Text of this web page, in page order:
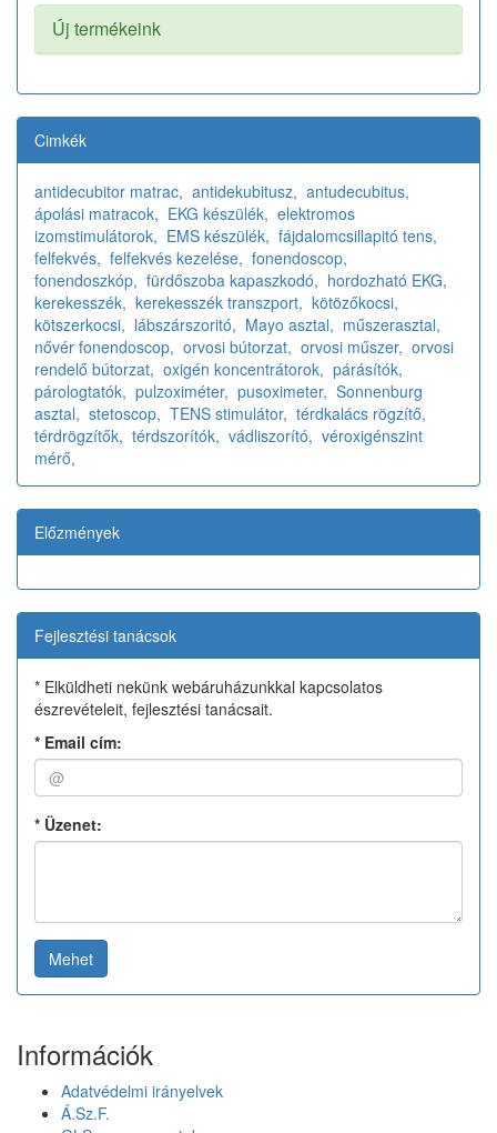
Új termékeink
Cimkék
antidecubitor matrac, antidekubitusz, antudecubitus,
ápolási matracok, EKG készülék, elektromos
izomstimulátorok, EMS készülék, fájdalomcsillapitó tens,
felfekvés, felfekvés kezelése, fonendoscop,
fonendoszkóp, fürdőszoba kapaszkodó, hordozható EKG,
kerekesszék, kerekesszék transzport, kötözőkocsi,
kötszerkocsi, lábszárszoritó, Mayo asztal, műszerasztal,
nővér fonendoscop, orvosi bútorzat, orvosi műszer, orvosi
rendelő bútorzat, oxigén koncentrátorok, párásítók,
párologtatók, pulzoximéter, pusoximeter, Sonnenburg
asztal, stetoscop, TENS stimulátor, térdkalács rögzítő,
térdrögzítők, térdszorítók, vádliszorító, véroxigénszint
mérő,
Előzmények
Fejlesztési tanácsok
* Elküldheti nekünk webáruházunkkal kapcsolatos
észrevételeit, fejlesztési tanácsait.
* Email cím:
* Üzenet:
Mehet
Információk
Adatvédelmi irányelvek
Á.Sz.F.